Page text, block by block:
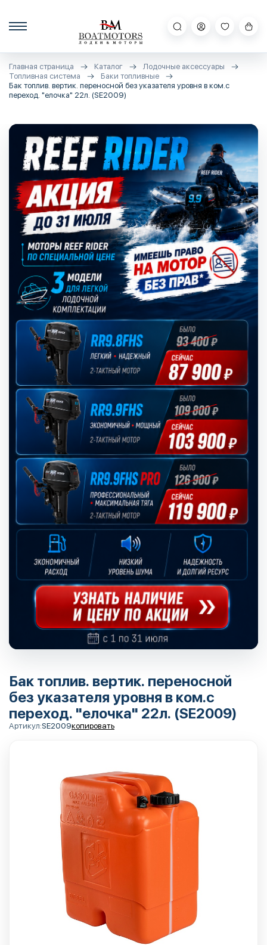
Главная страница Каталог
Лодочные аксессуары
Топливная система
Баки топливные
Бак топлив. вертик. переносной без указателя уровня в ком.с
переход. "елочка" 22л. (SE2009)
Бак топлив. вертик. переносной
без указателя уровня в ком.с
переход. "елочка" 22л. (SE2009)
Артикул:SE2009копировать